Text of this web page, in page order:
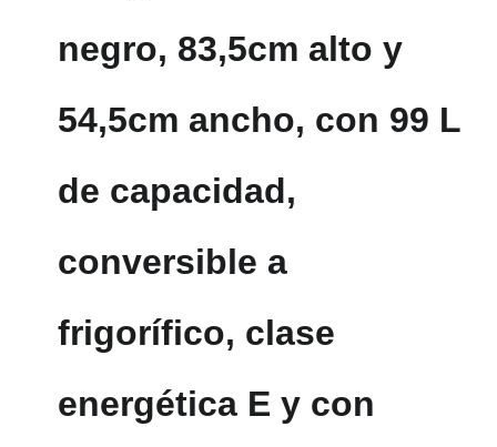
negro, 83,5cm alto y
54,5cm ancho, con 99 L
de capacidad,
conversible a
frigorífico, clase
energética E y con